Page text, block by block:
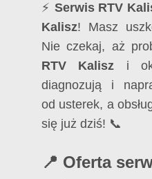
⚡ Serwis RTV
Kalisz! Masz
Nie czekaj, aż
RTV Kalisz i
diagnozują i
od usterek, a
się już dziś! 📞
📍 Oferta